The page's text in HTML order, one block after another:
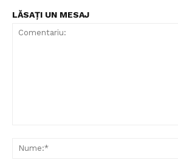
LĂSAȚI UN MESAJ